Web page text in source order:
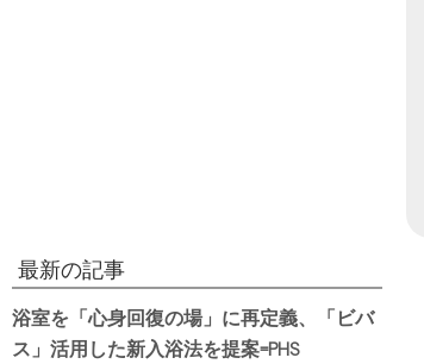
最新の記事
浴室を「心身回復の場」に再定義、「ビバ
ス」活用した新入浴法を提案=PHS